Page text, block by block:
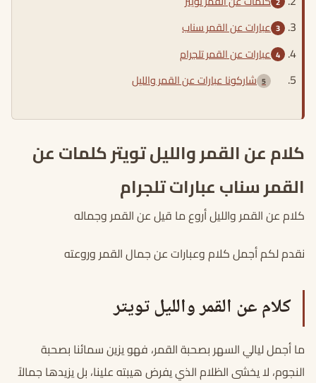
عبارات عن القمر سناب
عبارات عن القمر تلجرام
شاركونا عبارات عن القمر والليل
كلام عن القمر والليل تويتر كلمات عن
القمر سناب عبارات تلجرام
كلام عن القمر والليل أروع ما قيل عن القمر وجماله
نقدم لكم أجمل كلام وعبارات عن جمال القمر وروعته
كلام عن القمر والليل تويتر
ما أجمل ليالي السهر بصحبة القمر، فهو يزين سمائنا بصحبة
النجوم، لا يخشى الظلام الذي يفرض هيبته علينا، بل يزيدها جمالاً